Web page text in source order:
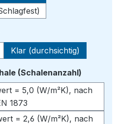
Klar (durchsichtig)
(Schalenanzahl)
= 5,0 (W/m²K), nach
1873
= 2,6 (W/m²K), nach